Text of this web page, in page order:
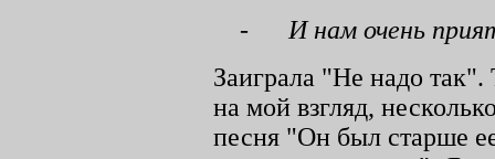
-
И нам очень
Заиграла "Не надо так".
на мой взгляд,
песня "Он был старше